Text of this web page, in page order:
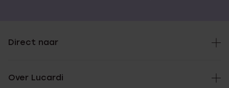
Direct naar
Over Lucardi